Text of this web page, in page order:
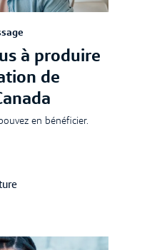
à produire
de
en bénéficier.